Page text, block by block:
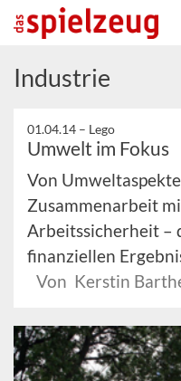
Industrie
01.04.14 – Lego
Umwelt im Fokus
Von
Zusammenarbeit
Arbeitssicherheit –
finanziellen
Von Kerstin